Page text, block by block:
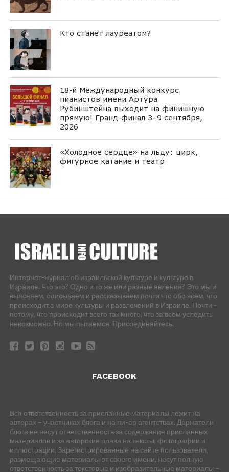
Кто станет лауреатом?
18-й Международный конкурс
пианистов имени Артура
Рубинштейна выходит на финишную
прямую! Гранд-финал 3–9 сентября,
2026
«Холодное сердце» на льду: цирк,
фигурное катание и театр
Интернет-журнал об израильской культуре и культуре в
Израиле. Что это? Одно и то же или разные явления? Это мы и
выясняем, описываем и рассказываем почти что обо всем, что
происходит в мире культуры и развлечений в Израиле. Почти -
потому, что происходит всего так много, что за всем уследить
невозможно. Но мы пытаемся. Присоединяйтесь.
FACEBOOK
Вся ответственность за присланные материалы лежит на
авторах – участниках блога и на пи-ар агентствах. Держатели
блога не несут ответственность за содержание присланных
материалов и за авторские права на тексты, фотографии и
иллюстрации. Зарегистрированные на сайте пользователи,
размещающие материалы от своего имени, несут полную
ответственность за текстовые и изобразительные материалы –